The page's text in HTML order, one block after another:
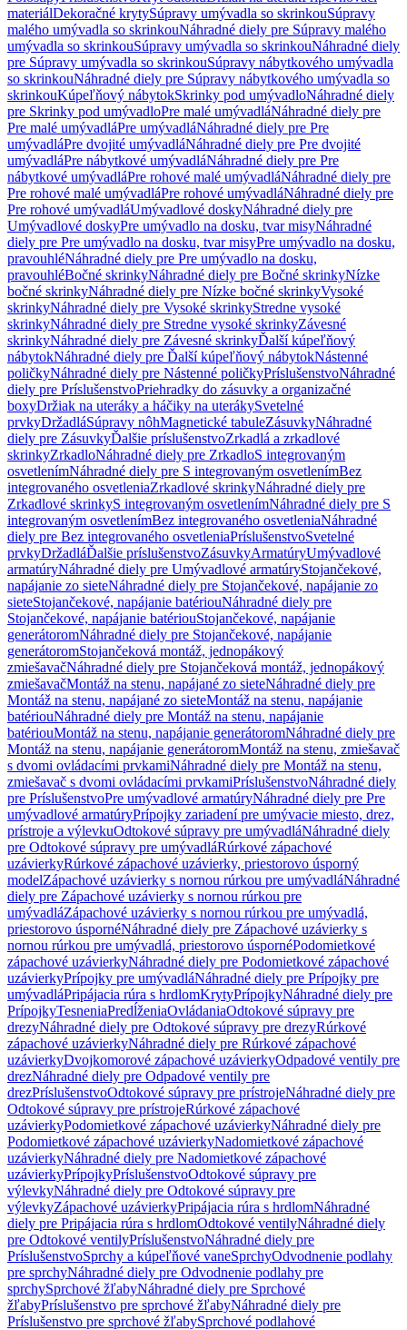
materiálDekoračné krytySúpravy umývadla so skrinkouSúpravy
malého umývadla so skrinkouNáhradné diely pre Súpravy malého
umývadla so skrinkouSúpravy umývadla so skrinkouNáhradné diely
pre Súpravy umývadla so skrinkouSúpravy nábytkového umývadla
so skrinkouNáhradné diely pre Súpravy nábytkového umývadla so
skrinkouKúpeľňový nábytokSkrinky pod umývadloNáhradné diely
pre Skrinky pod umývadloPre malé umývadláNáhradné diely pre
Pre malé umývadláPre umývadláNáhradné diely pre Pre
umývadláPre dvojité umývadláNáhradné diely pre Pre dvojité
umývadláPre nábytkové umývadláNáhradné diely pre Pre
nábytkové umývadláPre rohové malé umývadláNáhradné diely pre
Pre rohové malé umývadláPre rohové umývadláNáhradné diely pre
Pre rohové umývadláUmývadlové doskyNáhradné diely pre
Umývadlové doskyPre umývadlo na dosku, tvar misyNáhradné
diely pre Pre umývadlo na dosku, tvar misyPre umývadlo na dosku,
pravouhléNáhradné diely pre Pre umývadlo na dosku,
pravouhléBočné skrinkyNáhradné diely pre Bočné skrinkyNízke
bočné skrinkyNáhradné diely pre Nízke bočné skrinkyVysoké
skrinkyNáhradné diely pre Vysoké skrinkyStredne vysoké
skrinkyNáhradné diely pre Stredne vysoké skrinkyZávesné
skrinkyNáhradné diely pre Závesné skrinkyĎalší kúpeľňový
nábytokNáhradné diely pre Ďalší kúpeľňový nábytokNástenné
poličkyNáhradné diely pre Nástenné poličkyPríslušenstvoNáhradné
diely pre PríslušenstvoPriehradky do zásuvky a organizačné
boxyDržiak na uteráky a háčiky na uterákySvetelné
prvkyDržadláSúpravy nôhMagnetické tabuleZásuvkyNáhradné
diely pre ZásuvkyĎalšie príslušenstvoZrkadlá a zrkadlové
skrinkyZrkadloNáhradné diely pre ZrkadloS integrovaným
osvetlenímNáhradné diely pre S integrovaným osvetlenímBez
integrovaného osvetleniaZrkadlové skrinkyNáhradné diely pre
Zrkadlové skrinkyS integrovaným osvetlenímNáhradné diely pre S
integrovaným osvetlenímBez integrovaného osvetleniaNáhradné
diely pre Bez integrovaného osvetleniaPríslušenstvoSvetelné
prvkyDržadláĎalšie príslušenstvoZásuvkyArmatúryUmývadlové
armatúryNáhradné diely pre Umývadlové armatúryStojančekové,
napájanie zo sieteNáhradné diely pre Stojančekové, napájanie zo
sieteStojančekové, napájanie batériouNáhradné diely pre
Stojančekové, napájanie batériouStojančekové, napájanie
generátoromNáhradné diely pre Stojančekové, napájanie
generátoromStojančeková montáž, jednopákový
zmiešavačNáhradné diely pre Stojančeková montáž, jednopákový
zmiešavačMontáž na stenu, napájané zo sieteNáhradné diely pre
Montáž na stenu, napájané zo sieteMontáž na stenu, napájanie
batériouNáhradné diely pre Montáž na stenu, napájanie
batériouMontáž na stenu, napájanie generátoromNáhradné diely pre
Montáž na stenu, napájanie generátoromMontáž na stenu, zmiešavač
s dvomi ovládacími prvkamiNáhradné diely pre Montáž na stenu,
zmiešavač s dvomi ovládacími prvkamiPríslušenstvoNáhradné diely
pre PríslušenstvoPre umývadlové armatúryNáhradné diely pre Pre
umývadlové armatúryPrípojky zariadení pre umývacie miesto, drez,
prístroje a výlevkuOdtokové súpravy pre umývadláNáhradné diely
pre Odtokové súpravy pre umývadláRúrkové zápachové
uzávierkyRúrkové zápachové uzávierky, priestorovo úsporný
modelZápachové uzávierky s nornou rúrkou pre umývadláNáhradné
diely pre Zápachové uzávierky s nornou rúrkou pre
umývadláZápachové uzávierky s nornou rúrkou pre umývadlá,
priestorovo úspornéNáhradné diely pre Zápachové uzávierky s
nornou rúrkou pre umývadlá, priestorovo úspornéPodomietkové
zápachové uzávierkyNáhradné diely pre Podomietkové zápachové
uzávierkyPrípojky pre umývadláNáhradné diely pre Prípojky pre
umývadláPripájacia rúra s hrdlomKrytyPrípojkyNáhradné diely pre
PrípojkyTesneniaPredĺženiaOvládaniaOdtokové súpravy pre
drezyNáhradné diely pre Odtokové súpravy pre drezyRúrkové
zápachové uzávierkyNáhradné diely pre Rúrkové zápachové
uzávierkyDvojkomorové zápachové uzávierkyOdpadové ventily pre
drezNáhradné diely pre Odpadové ventily pre
drezPríslušenstvoOdtokové súpravy pre prístrojeNáhradné diely pre
Odtokové súpravy pre prístrojeRúrkové zápachové
uzávierkyPodomietkové zápachové uzávierkyNáhradné diely pre
Podomietkové zápachové uzávierkyNadomietkové zápachové
uzávierkyNáhradné diely pre Nadomietkové zápachové
uzávierkyPrípojkyPríslušenstvoOdtokové súpravy pre
výlevkyNáhradné diely pre Odtokové súpravy pre
výlevkyZápachové uzávierkyPripájacia rúra s hrdlomNáhradné
diely pre Pripájacia rúra s hrdlomOdtokové ventilyNáhradné diely
pre Odtokové ventilyPríslušenstvoNáhradné diely pre
PríslušenstvoSprchy a kúpeľňové vaneSprchyOdvodnenie podlahy
pre sprchyNáhradné diely pre Odvodnenie podlahy pre
sprchySprchové žľabyNáhradné diely pre Sprchové
žľabyPríslušenstvo pre sprchové žľabyNáhradné diely pre
Príslušenstvo pre sprchové žľabySprchové podlahové